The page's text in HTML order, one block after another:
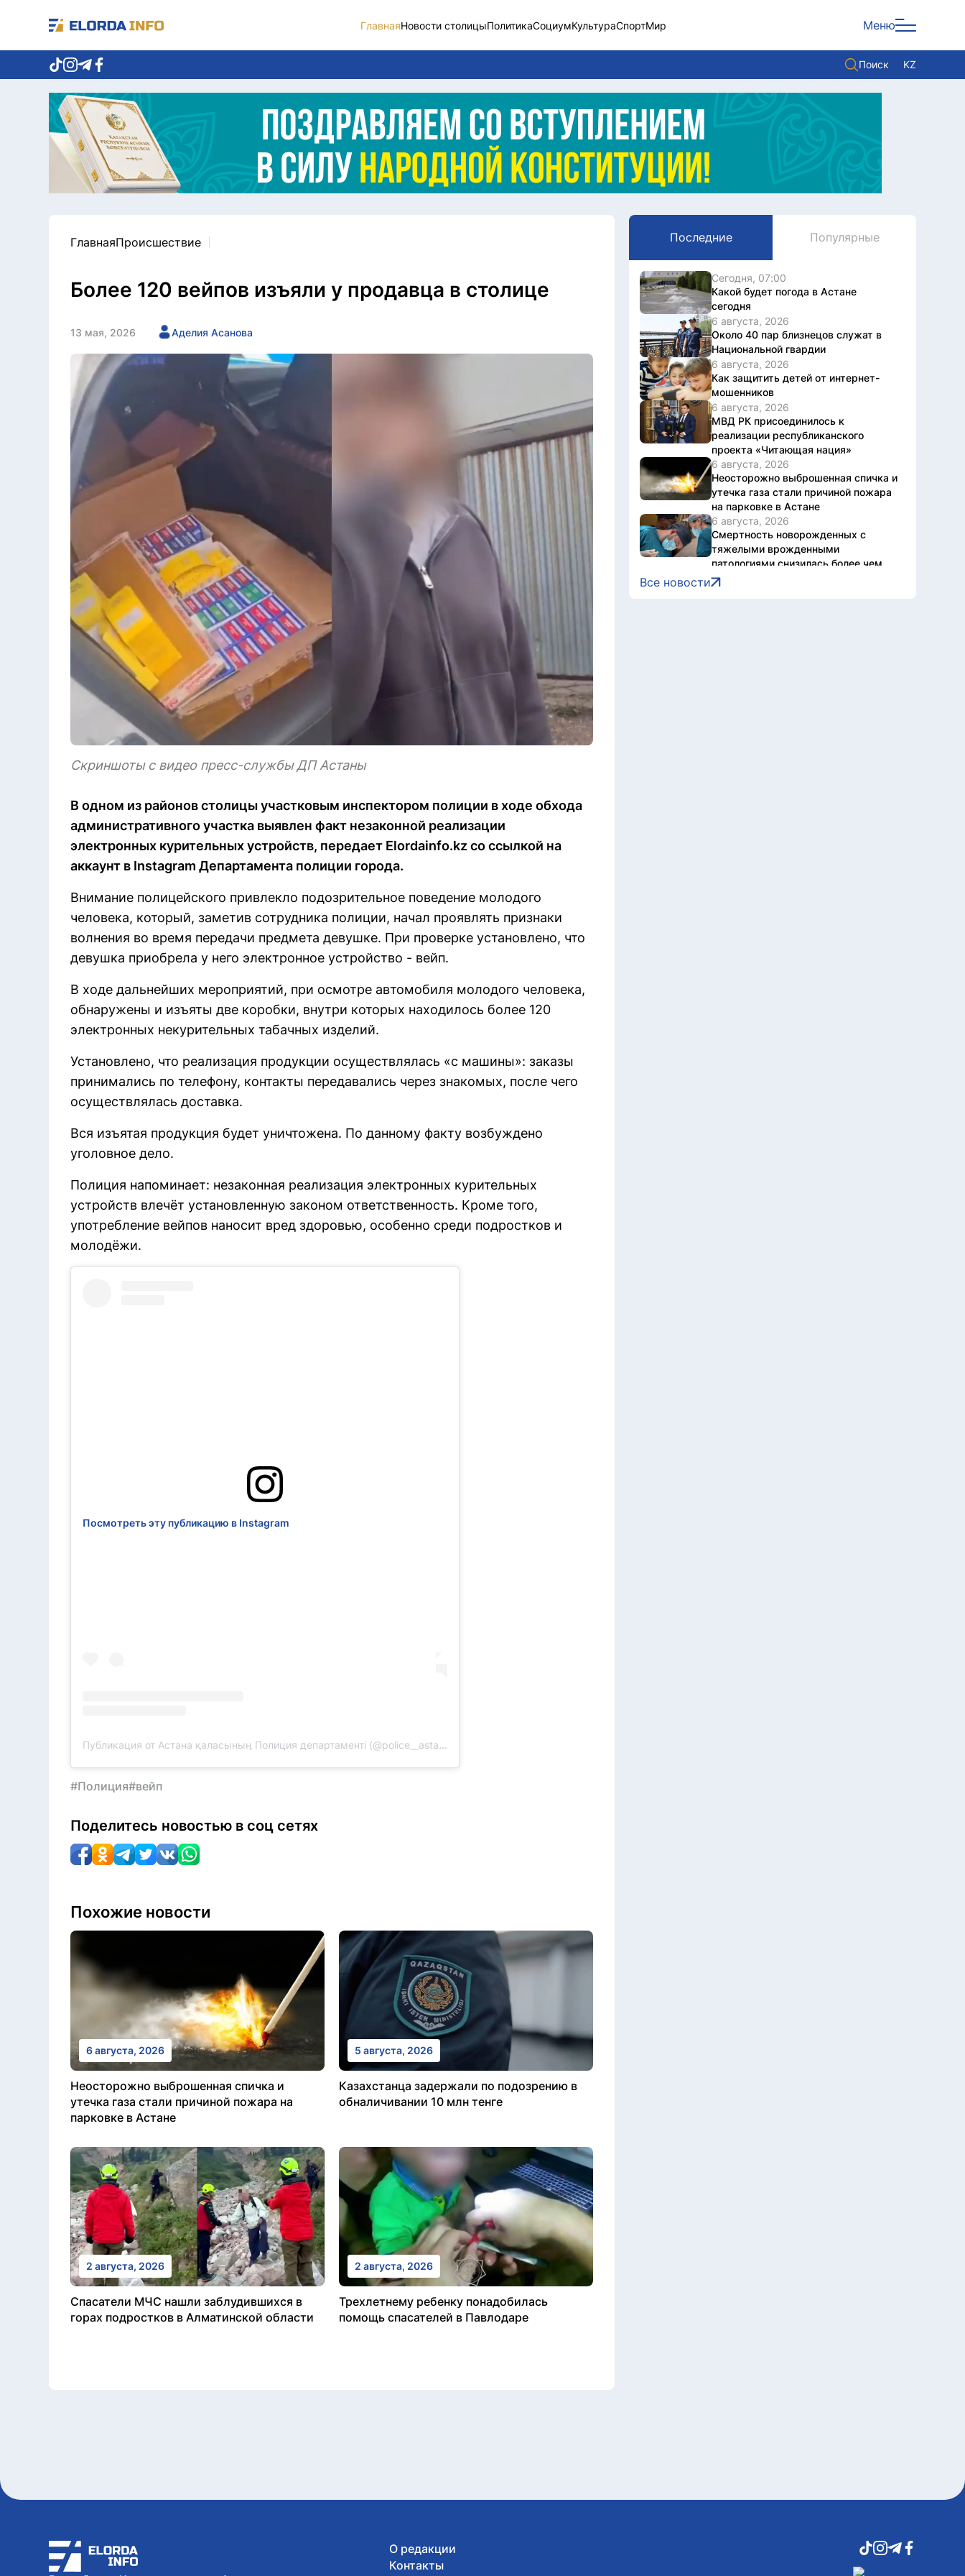
ГлавнаяНовости столицыПолитикаСоциумКультураСпортМир Меню
Поиск KZ
Новости столицы
Политика
Социум
Экономика
Спорт
Культура
Служба Комплаенс
Этический кодекс
Служу стране
ГлавнаяПроисшествие
Более 120 вейпов изъяли у продавца в столице
13 мая, 2026 Аделия Асанова
Скриншоты с видео пресс-службы ДП Астаны
В одном из районов столицы участковым инспектором полиции в ходе обхода
административного участка выявлен факт незаконной реализации
электронных курительных устройств, передает Elordainfo.kz со ссылкой на
аккаунт в Instagram Департамента полиции города.
Внимание полицейского привлекло подозрительное поведение молодого
человека, который, заметив сотрудника полиции, начал проявлять признаки
волнения во время передачи предмета девушке. При проверке установлено, что
девушка приобрела у него электронное устройство - вейп.
В ходе дальнейших мероприятий, при осмотре автомобиля молодого человека,
обнаружены и изъяты две коробки, внутри которых находилось более 120
электронных некурительных табачных изделий.
Установлено, что реализация продукции осуществлялась «с машины»: заказы
принимались по телефону, контакты передавались через знакомых, после чего
осуществлялась доставка.
Вся изъятая продукция будет уничтожена. По данному факту возбуждено
уголовное дело.
Полиция напоминает: незаконная реализация электронных курительных
устройств влечёт установленную законом ответственность. Кроме того,
употребление вейпов наносит вред здоровью, особенно среди подростков и
молодёжи.
Посмотреть эту публикацию в Instagram
Публикация от Астана қаласының Полиция департаменті (@police__astana)
#Полиция#вейп
Поделитесь новостью в соц сетях
Похожие новости
6 августа, 2026
Неосторожно выброшенная спичка и
утечка газа стали причиной пожара на
парковке в Астане
5 августа, 2026
Казахстанца задержали по подозрению в
обналичивании 10 млн тенге
2 августа, 2026
Спасатели МЧС нашли заблудившихся в
горах подростков в Алматинской области
2 августа, 2026
Трехлетнему ребенку понадобилась
помощь спасателей в Павлодаре
Последние Популярные
Сегодня, 07:00
Какой будет погода в Астане
сегодня
6 августа, 2026
Около 40 пар близнецов служат в
Национальной гвардии
6 августа, 2026
Как защитить детей от интернет-
мошенников
6 августа, 2026
МВД РК присоединилось к
реализации республиканского
проекта «Читающая нация»
6 августа, 2026
Неосторожно выброшенная спичка и
утечка газа стали причиной пожара
на парковке в Астане
6 августа, 2026
Смертность новорожденных с
тяжелыми врожденными
патологиями снизилась более чем
втрое в Казахстане
Все новости
О редакции
Контакты